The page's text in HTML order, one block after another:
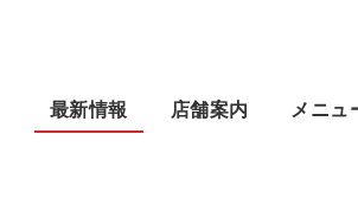
最新情報 店舗案内 メニュ